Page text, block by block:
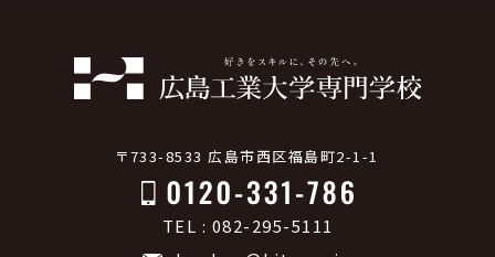
〒733-8533 広島市西区福島町2-1-1
TEL : 082-295-5111